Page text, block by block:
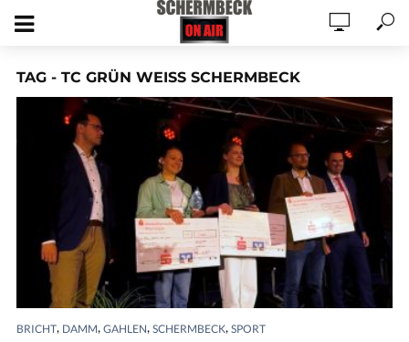
TAG - TC GRÜN WEISS SCHERMBECK
BRICHT, DAMM, GAHLEN, SCHERMBECK, SPORT